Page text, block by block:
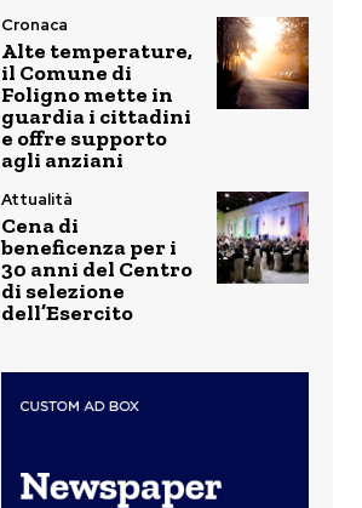
Cronaca
Alte temperature,
il Comune di
Foligno mette in
guardia i cittadini
e offre supporto
agli anziani
Attualità
Cena di
beneficenza per i
30 anni del Centro
di selezione
dell’Esercito